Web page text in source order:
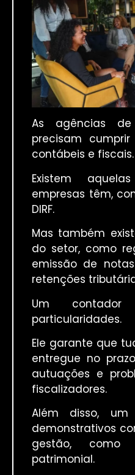
As agências
precisam
contábeis e fiscais.
Existem
empresas têm,
DIRF.
Mas também
do setor, como
emissão de
retenções
Um contador
particularidades.
Ele garante que
entregue no
autuações e
fiscalizadores.
Além disso, um
demonstrativos
gestão, como
patrimonial.